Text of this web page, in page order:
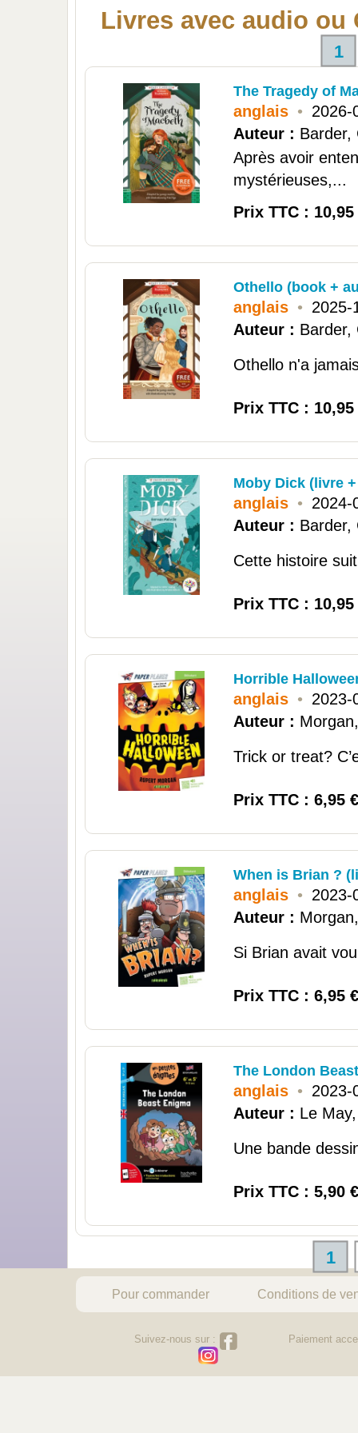
Livres avec audio ou
1
The Tragedy of
anglais • 2026-
Auteur : Barder,
Après avoir
mystérieuses,...
Prix TTC : 10,95
Othello (book +
anglais • 2025-
Auteur : Barder,
Othello n'a
Prix TTC : 10,95
Moby Dick (livre
anglais • 2024-
Auteur : Barder,
Cette histoire
Prix TTC : 10,95
Horrible
anglais • 2023-
Auteur :
Trick or treat?
Prix TTC : 6,95 €
When is Brian ?
anglais • 2023-
Auteur :
Si Brian avait
Prix TTC : 6,95 €
The London
anglais • 2023-
Auteur : Le
Une bande
Prix TTC : 5,90 €
1
Pour commander Conditions de
Suivez-nous sur : Paiement